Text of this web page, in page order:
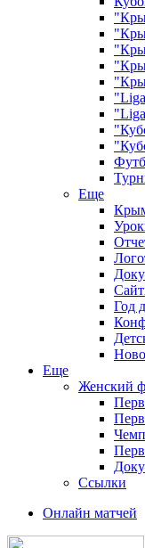
Еще
Год
Еще
Женский
Ссылки
Онлайн матчей